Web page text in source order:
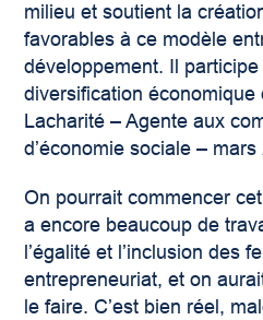
milieu et soutient la
favorables à ce modèle
développement. Il
diversification économique
Lacharité – Agente aux
d’économie sociale – mars
On pourrait commencer
a encore beaucoup de
l’égalité et l’inclusion des
entrepreneuriat, et on
le faire. C’est bien réel,